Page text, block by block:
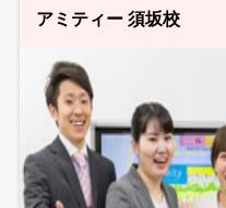
アミティー 須坂校